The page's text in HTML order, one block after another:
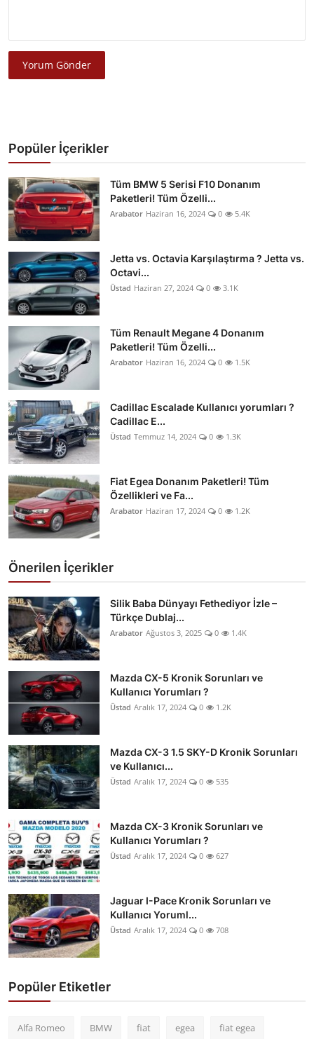
Yorum Gönder
Popüler İçerikler
Tüm BMW 5 Serisi F10 Donanım
Paketleri! Tüm Özelli...
Arabator Haziran 16, 2024 0 5.4K
Jetta vs. Octavia Karşılaştırma ? Jetta vs.
Octavi...
Üstad Haziran 27, 2024 0 3.1K
Tüm Renault Megane 4 Donanım
Paketleri! Tüm Özelli...
Arabator Haziran 16, 2024 0 1.5K
Cadillac Escalade Kullanıcı yorumları ?
Cadillac E...
Üstad Temmuz 14, 2024 0 1.3K
Fiat Egea Donanım Paketleri! Tüm
Özellikleri ve Fa...
Arabator Haziran 17, 2024 0 1.2K
Önerilen İçerikler
Silik Baba Dünyayı Fethediyor İzle –
Türkçe Dublaj...
Arabator Ağustos 3, 2025 0 1.4K
Mazda CX-5 Kronik Sorunları ve
Kullanıcı Yorumları ?
Üstad Aralık 17, 2024 0 1.2K
Mazda CX-3 1.5 SKY-D Kronik Sorunları
ve Kullanıcı...
Üstad Aralık 17, 2024 0 535
Mazda CX-3 Kronik Sorunları ve
Kullanıcı Yorumları ?
Üstad Aralık 17, 2024 0 627
Jaguar I-Pace Kronik Sorunları ve
Kullanıcı Yoruml...
Üstad Aralık 17, 2024 0 708
Popüler Etiketler
Alfa Romeo BMW fiat egea fiat egea